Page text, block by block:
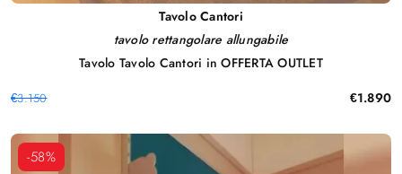
Tavolo Cantori
tavolo rettangolare allungabile
Tavolo Tavolo Cantori in OFFERTA OUTLET
€3.150 €1.890
-58%